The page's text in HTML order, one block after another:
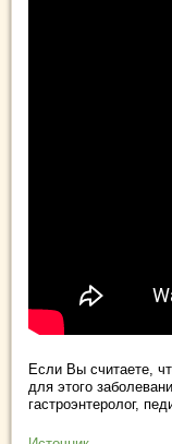
Если Вы считаете,
для этого
гастроэнтеролог,